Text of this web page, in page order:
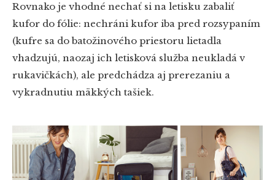
Rovnako je vhodné nechať si na letisku zabaliť
kufor do fólie: nechráni kufor iba pred rozsypaním
(kufre sa do batožinového priestoru lietadla
vhadzujú, naozaj ich letisková služba neukladá v
rukavičkách), ale predchádza aj prerezaniu a
vykradnutiu mäkkých tašiek.